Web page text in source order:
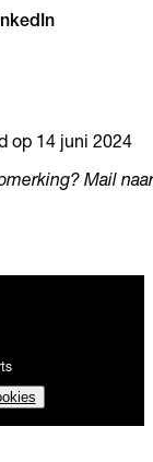
op 14 juni 2024
Mail naar